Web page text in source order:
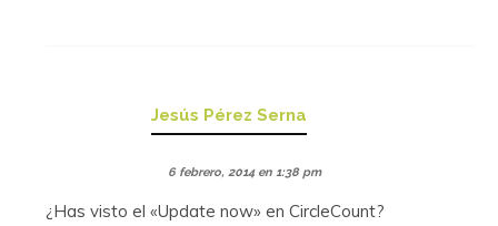
Jesús Pérez Serna
6 febrero, 2014 en 1:38 pm
¿Has visto el «Update now» en CircleCount?